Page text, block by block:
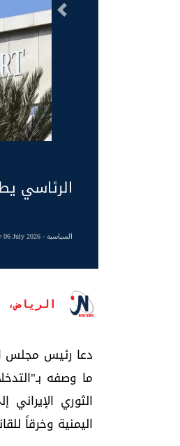
السابق
الرئاسي
السياسية- Monday 06 July 2026 الساعة 07:46 pm
الرياض،
دعا رئيس مجلس
ما وصفه
الثوري
اليمنية وخرقاً